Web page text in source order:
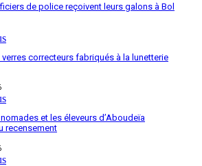
de police reçoivent leurs galons à Bol
verres correcteurs fabriqués à la lunetterie
et les éleveurs d’Aboudeïa
recensement